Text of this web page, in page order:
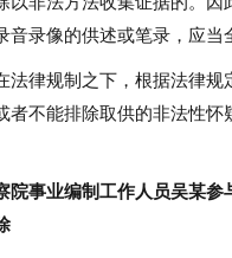
音录像的供述或笔录，应当
法律规制之下，根据法律规
者不能排除取供的非法性怀
院事业编制工作人员吴某参